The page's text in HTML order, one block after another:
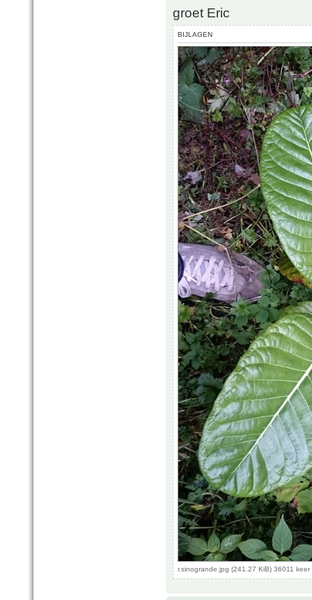
groet Eric
BIJLAGEN
r.sinogrande.jpg (241.27 KiB) 36011 keer